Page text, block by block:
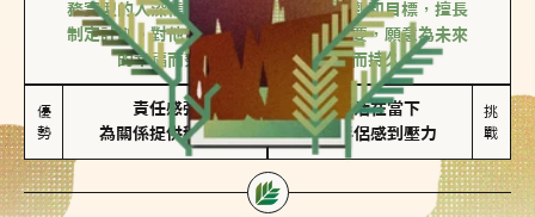
務實型的人深信愛情立基於共同的價值觀和目標，擅長
制定計劃。對他們來說，感情穩定最重要，願意為未來
的幸福而努力，讓愛情變得踏實而持久。
優
勢
責任感強
為關係提供穩定度
較難活在當下
易讓伴侶感到壓力
挑
戰